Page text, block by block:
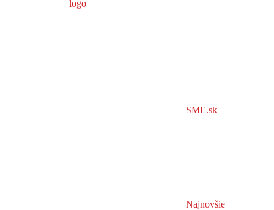
SME.sk
Najnovšie